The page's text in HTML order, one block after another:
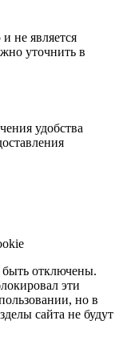
не является
уточнить в
удобства
отключены.
эти
но в
сайта не будут